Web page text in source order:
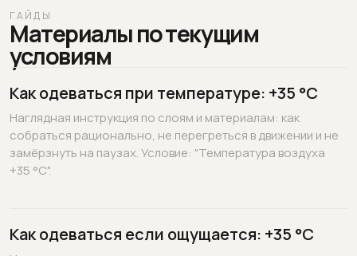
ГАЙДЫ
Материалы по текущим
условиям
Как одеваться при температуре: +35 °C
Наглядная инструкция по слоям и материалам: как
собраться рационально, не перегреться в движении и не
замёрзнуть на паузах. Условие: "Температура воздуха
+35 °C".
Как одеваться если ощущается: +35 °C